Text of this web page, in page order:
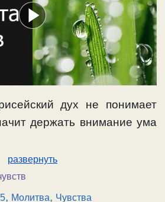
дух не понимает
держать внимание ума
развернуть
, Молитва, Чувства